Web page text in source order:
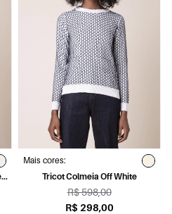
Mais cores:
Tricot Colmeia Off White
R$ 598,00
R$ 298,00